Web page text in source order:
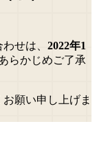
せは、 2022年1
らかじめご了承
願い申し上げま